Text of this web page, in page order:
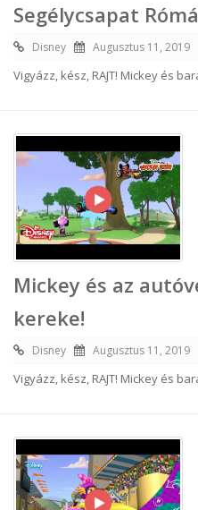
Segélycsapat
Disney Augusztus 11, 2019
Vigyázz, kész, RAJT! Mickey és
Mickey és az
kereke!
Disney Augusztus 11, 2019
Vigyázz, kész, RAJT! Mickey és